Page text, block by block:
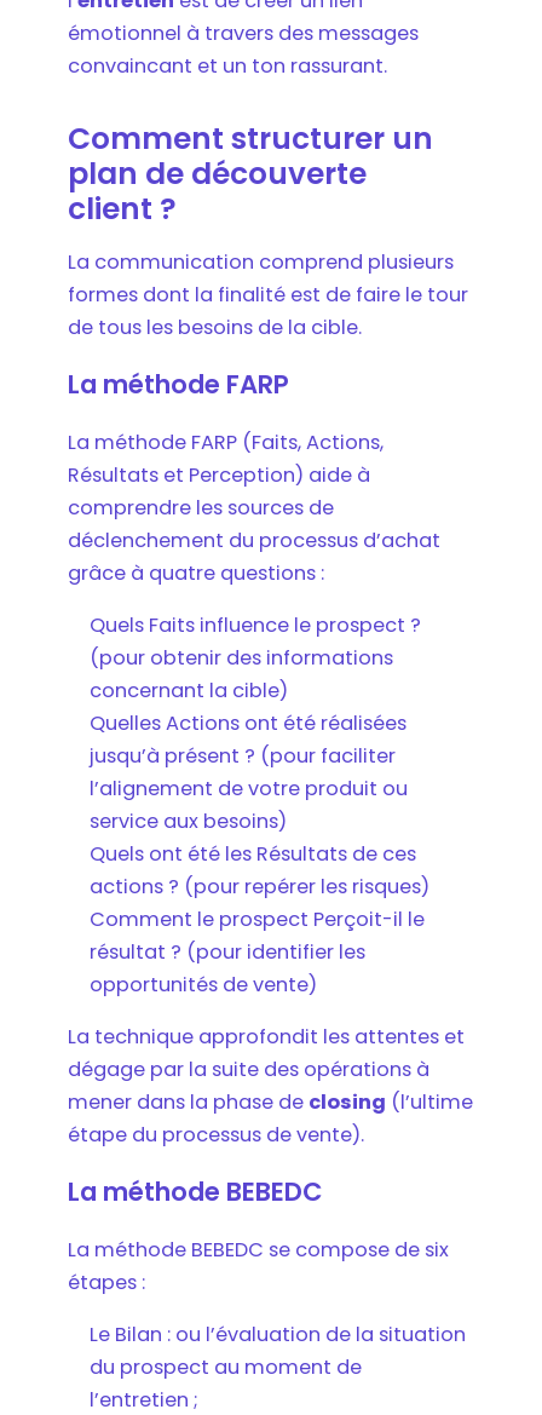
émotionnel à travers des messages
convaincant et un ton rassurant.
Comment structurer un
plan de découverte
client ?
La communication comprend plusieurs
formes dont la finalité est de faire le tour
de tous les besoins de la cible.
La méthode FARP
La méthode FARP (Faits, Actions,
Résultats et Perception) aide à
comprendre les sources de
déclenchement du processus d’achat
grâce à quatre questions :
Quels Faits influence le prospect ?
(pour obtenir des informations
concernant la cible)
Quelles Actions ont été réalisées
jusqu’à présent ? (pour faciliter
l’alignement de votre produit ou
service aux besoins)
Quels ont été les Résultats de ces
actions ? (pour repérer les risques)
Comment le prospect Perçoit-il le
résultat ? (pour identifier les
opportunités de vente)
La technique approfondit les attentes et
dégage par la suite des opérations à
mener dans la phase de closing (l’ultime
étape du processus de vente).
La méthode BEBEDC
La méthode BEBEDC se compose de six
étapes :
Le Bilan : ou l’évaluation de la situation
du prospect au moment de
l’entretien ;